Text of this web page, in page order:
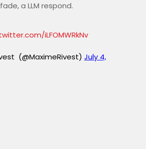
a LLM respond.
iLFOMWRkNv
(@MaximeRivest) July 4,